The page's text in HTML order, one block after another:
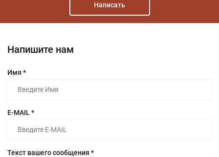
Написать
Напишите нам
Имя *
E-MAIL *
Текст вашего сообщения *